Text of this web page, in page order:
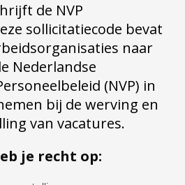
de NVP
sollicitatiecode bevat
naar
Nederlandse
(NVP) in
bij de werving en
van vacatures.
je recht op: